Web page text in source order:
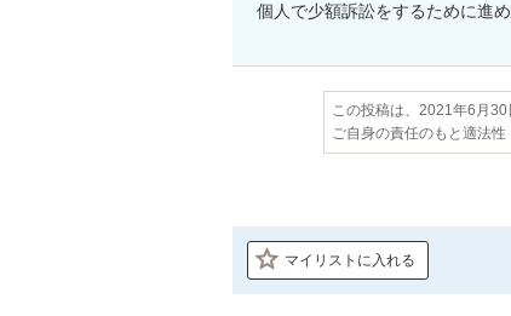
個人で少額訴訟をするために進
この投稿は、2021年6月30
ご自身の責任のもと適法
マイリストに入れる